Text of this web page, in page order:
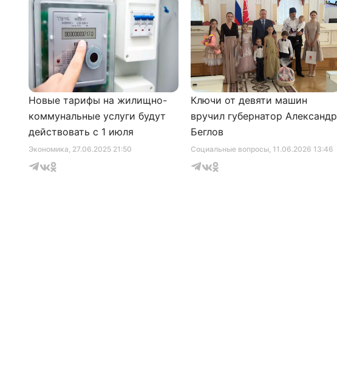
Экономика, 27.06.2025 21:50
Новые тарифы на жилищно-
коммунальные услуги будут
действовать с 1 июля
Социальные вопросы, 11.06.2026 13:46
Ключи от девяти машин
вручил губернатор Александр
Беглов